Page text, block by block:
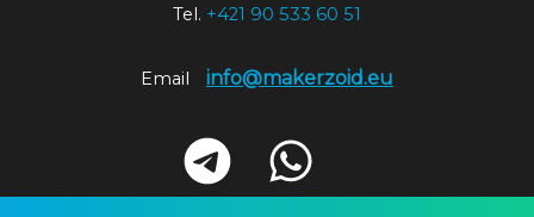
Tel. +421 90 533 60 51
Email info@makerzoid.eu